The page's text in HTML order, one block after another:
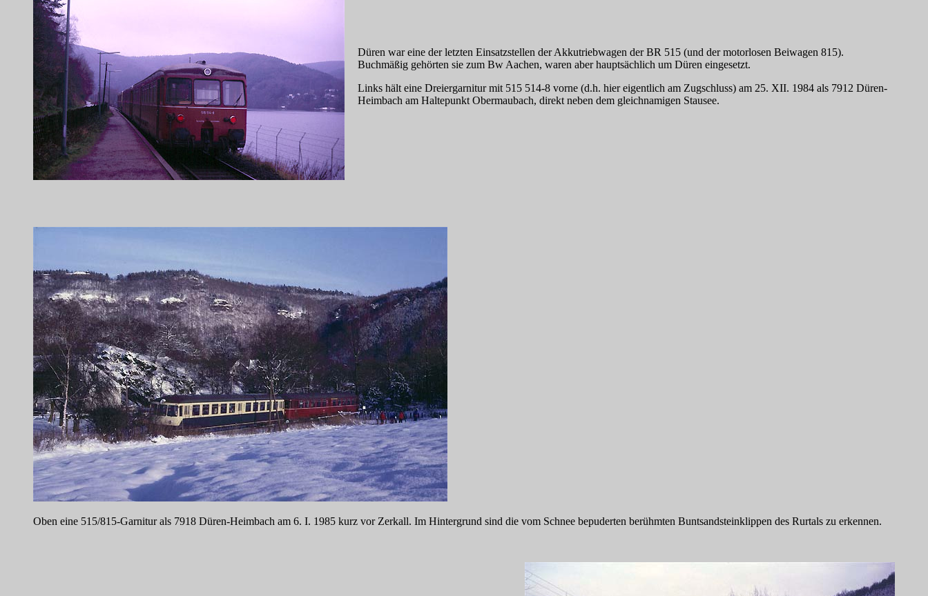
Düren war eine der letzten Einsatzstellen der Akkutriebwagen der BR 515 (und der motorlosen Beiwagen 815).
Buchmäßig gehörten sie zum Bw Aachen, waren aber hauptsächlich um Düren eingesetzt.
Links hält eine Dreiergarnitur mit 515 514-8 vorne (d.h. hier eigentlich am Zugschluss) am 25. XII. 1984 als 7912 Düren-
Heimbach am Haltepunkt Obermaubach, direkt neben dem gleichnamigen Stausee.
Oben eine 515/815-Garnitur als 7918 Düren-Heimbach am 6. I. 1985 kurz vor Zerkall. Im Hintergrund sind die vom Schnee bepuderten berühmten Buntsandsteinklippen des Rurtals zu erkennen.